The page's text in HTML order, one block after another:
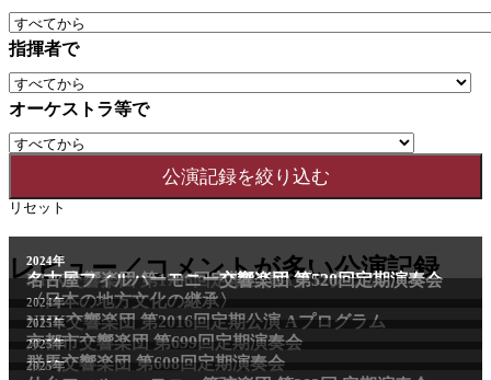
指揮者で
オーケストラ等で
リセット
レビュー／コメントが多い公演記録
2011年
NHK交響楽団 第1706回定期公演Aプログラム
2024年
名古屋フィルハーモニー交響楽団 第520回定期演奏会
〈日本の地方文化の継承〉
2024年
NHK交響楽団 第2016回定期公演 Aプログラム
2025年
京都市交響楽団 第699回定期演奏会
2025年
群馬交響楽団 第608回定期演奏会
2025年